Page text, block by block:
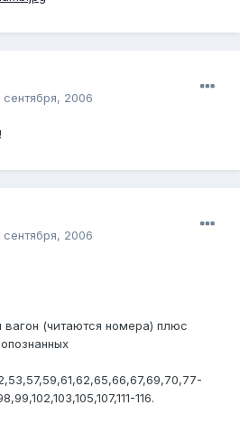
сентября, 2006
сентября, 2006
вагон (читаются номера) плюс
116.